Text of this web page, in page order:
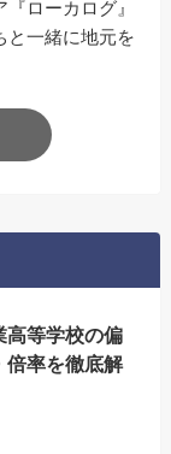
ローカログ』
と一緒に地元を
高等学校の偏
倍率を徹底解